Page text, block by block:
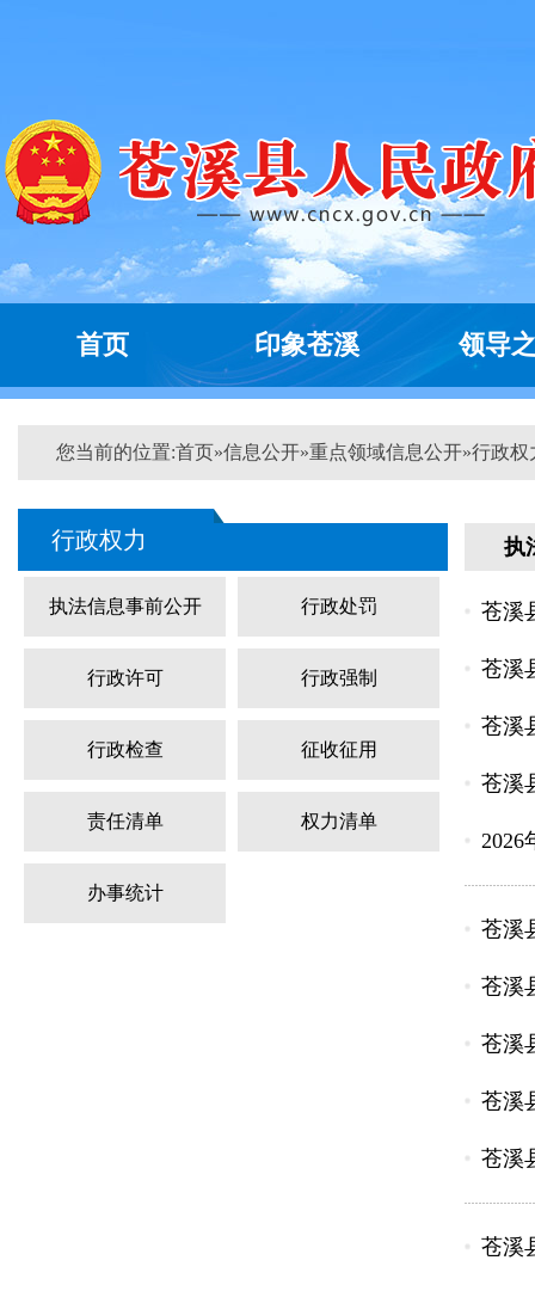
首页 印象苍溪 领导
您当前的位置:首页»信息公开»重点领域信息公开»行政权
行政权力
执法信息事前公开 行政处罚
行政许可 行政强制
行政检查 征收征用
责任清单 权力清单
办事统计
执
苍溪
苍溪
苍溪
苍溪
2026
苍溪
苍溪
苍溪
苍溪
苍溪
苍溪